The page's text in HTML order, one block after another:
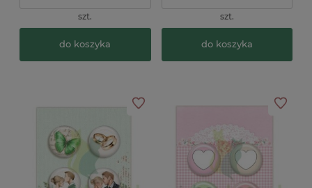
szt.
do koszyka
szt.
do koszyka